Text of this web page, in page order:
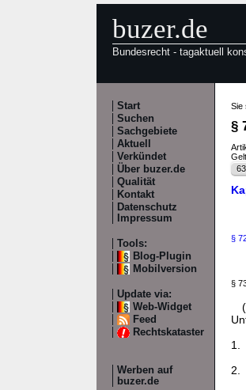
buzer.de
Bundesrecht - tagaktuell
Start
Suchen
Sachgebiete
Aktuell
Verkündet
Über buzer.de
Qualität
Kontakt
Datenschutz
Impressum
Tools:
Blog-Plugin
Mobilversion
Update via:
Web-Widget
Feed
Rechtskataster
Werben auf
buzer.de
Sie
§
§
§
1.
2.